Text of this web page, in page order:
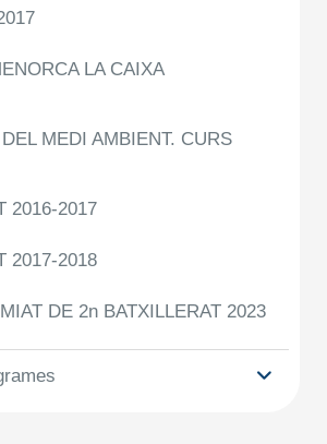
LA CAIXA
MEDI AMBIENT. CURS
2016-2017
2017-2018
DE 2n BATXILLERAT 2023